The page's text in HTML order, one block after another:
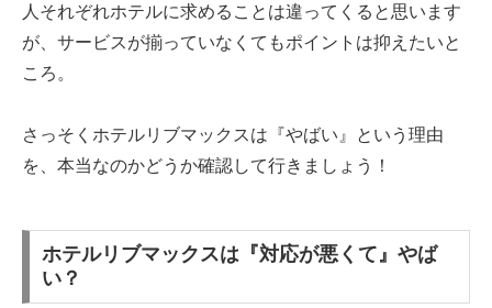
人それぞれホテルに求めることは違ってくると思います
が、サービスが揃っていなくてもポイントは抑えたいと
ころ。
さっそくホテルリブマックスは『やばい』という理由
を、本当なのかどうか確認して行きましょう！
ホテルリブマックスは『対応が悪くて』やば
い？